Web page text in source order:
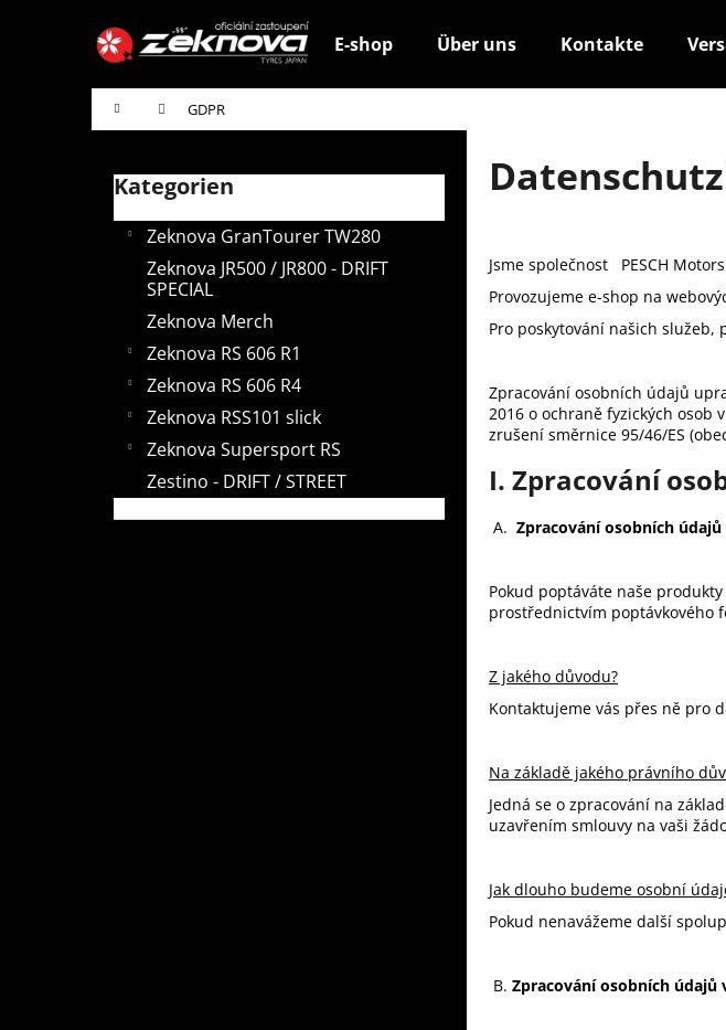
E-shop Über uns Kontakte
StartseiteGDPR
S
Kategorien
überspringen
Kategorien
Zeknova GranTourer TW280
Zeknova JR500 / JR800 - DRIFT
SPECIAL
Zeknova Merch
Zeknova RS 606 R1
Zeknova RS 606 R4
Zeknova RSS101 slick
Zeknova Supersport RS
Zestino - DRIFT / STREET
Jsme společnost PESCH
Provozujeme e-shop na
Pro poskytování našich služeb,
Zpracování osobních údajů
2016 o ochraně fyzických
zrušení směrnice 95/46/ES
I. Zpracování
A. Zpracování osobních
Pokud poptáváte naše
prostřednictvím poptávkového
Z jakého důvodu?
Kontaktujeme vás přes ně pro
Na základě jakého právního
Jedná se o zpracování na
uzavřením smlouvy na vaši
Jak dlouho budeme osobní
Pokud nenavážeme další
B. Zpracování osobních údajů
Zurück
Zurück
Wir